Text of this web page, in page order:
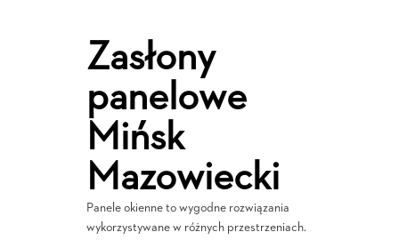
Zasłony
panelowe
Mińsk
Mazowiecki
Panele okienne to wygodne rozwiązania
wykorzystywane w różnych przestrzeniach.